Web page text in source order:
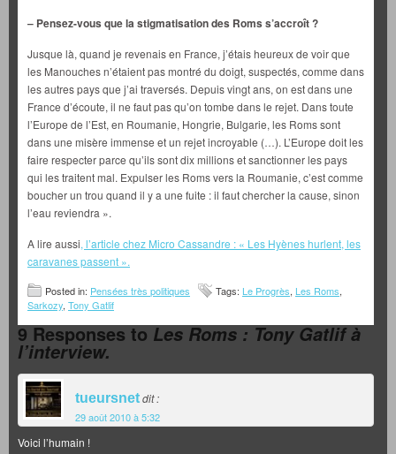
– Pensez-vous que la stigmatisation des Roms s’accroît ?
Jusque là, quand je revenais en France, j’étais heureux de voir que
les Manouches n’étaient pas montré du doigt, suspectés, comme dans
les autres pays que j’ai traversés. Depuis vingt ans, on est dans une
France d’écoute, il ne faut pas qu’on tombe dans le rejet. Dans toute
l’Europe de l’Est, en Roumanie, Hongrie, Bulgarie, les Roms sont
dans une misère immense et un rejet incroyable (…). L’Europe doit les
faire respecter parce qu’ils sont dix millions et sanctionner les pays
qui les traitent mal. Expulser les Roms vers la Roumanie, c’est comme
boucher un trou quand il y a une fuite : il faut chercher la cause, sinon
l’eau reviendra ».
A lire aussi, l’article chez Micro Cassandre : « Les Hyènes hurlent, les
caravanes passent ».
Posted in: Pensées très politiques Tags: Le Progrès, Les Roms,
Sarkozy, Tony Gatlif
9 Responses toLes Roms : Tony Gatlif à
l’interview.
tueursnetdit :
29 août 2010 à 5:32
Voici l’humain !